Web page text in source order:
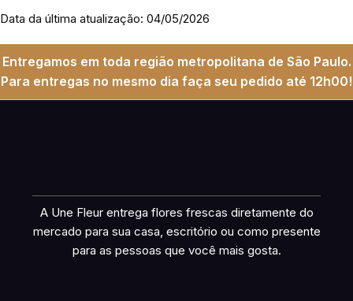
Data da última atualização: 04/05/2026
Entregamos em toda região metropolitana de São Paulo.
Para entregas no mesmo dia faça seu pedido até 12h00!
A Une Fleur entrega flores frescas diretamente do
mercado para sua casa, escritório ou como presente
para as pessoas que você mais gosta.